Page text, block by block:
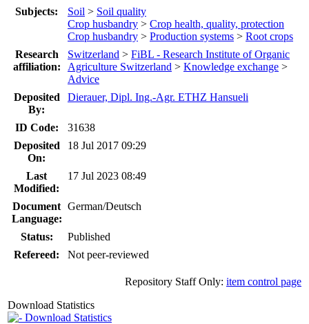
Subjects:
Soil > Soil quality
Crop husbandry > Crop health, quality, protection
Crop husbandry > Production systems > Root crops
Research
affiliation:
Switzerland > FiBL - Research Institute of Organic
Agriculture Switzerland > Knowledge exchange >
Advice
Deposited
By:
Dierauer, Dipl. Ing.-Agr. ETHZ Hansueli
ID Code:
31638
Deposited
On:
18 Jul 2017 09:29
Last
Modified:
17 Jul 2023 08:49
Document
Language:
German/Deutsch
Status:
Published
Refereed:
Not peer-reviewed
Repository Staff Only: item control page
Download Statistics
Download Statistics